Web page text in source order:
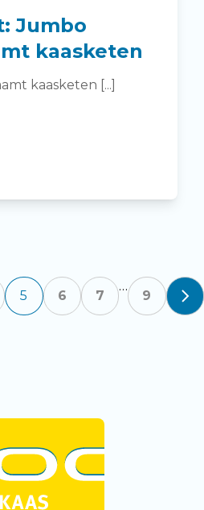
Jumbo
kaasketen
kaasketen [...]
5 6 7
…
9